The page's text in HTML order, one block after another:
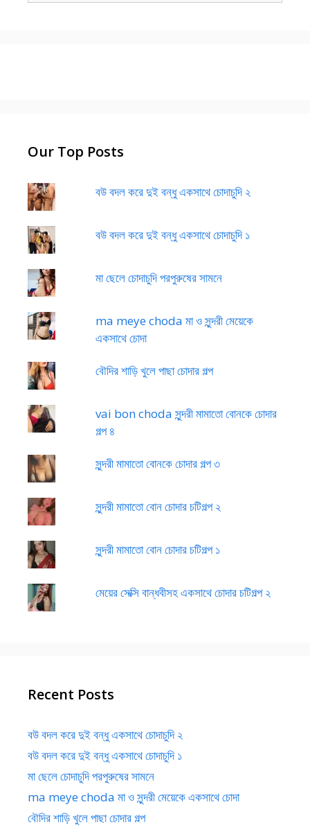
Our Top Posts
বউ বদল করে দুই বন্ধু একসাথে চোদাচুদি ২
বউ বদল করে দুই বন্ধু একসাথে চোদাচুদি ১
মা ছেলে চোদাচুদি পরপুরুষের সামনে
ma meye choda মা ও সুন্দরী মেয়েকে
একসাথে চোদা
বৌদির শাড়ি খুলে পাছা চোদার গল্প
vai bon choda সুন্দরী মামাতো বোনকে চোদার
গল্প ৪
সুন্দরী মামাতো বোনকে চোদার গল্প ৩
সুন্দরী মামাতো বোন চোদার চটিগল্প ২
সুন্দরী মামাতো বোন চোদার চটিগল্প ১
মেয়ের সেক্সি বান্ধবীসহ একসাথে চোদার চটিগল্প ২
Recent Posts
বউ বদল করে দুই বন্ধু একসাথে চোদাচুদি ২
বউ বদল করে দুই বন্ধু একসাথে চোদাচুদি ১
মা ছেলে চোদাচুদি পরপুরুষের সামনে
ma meye choda মা ও সুন্দরী মেয়েকে একসাথে চোদা
বৌদির শাড়ি খুলে পাছা চোদার গল্প